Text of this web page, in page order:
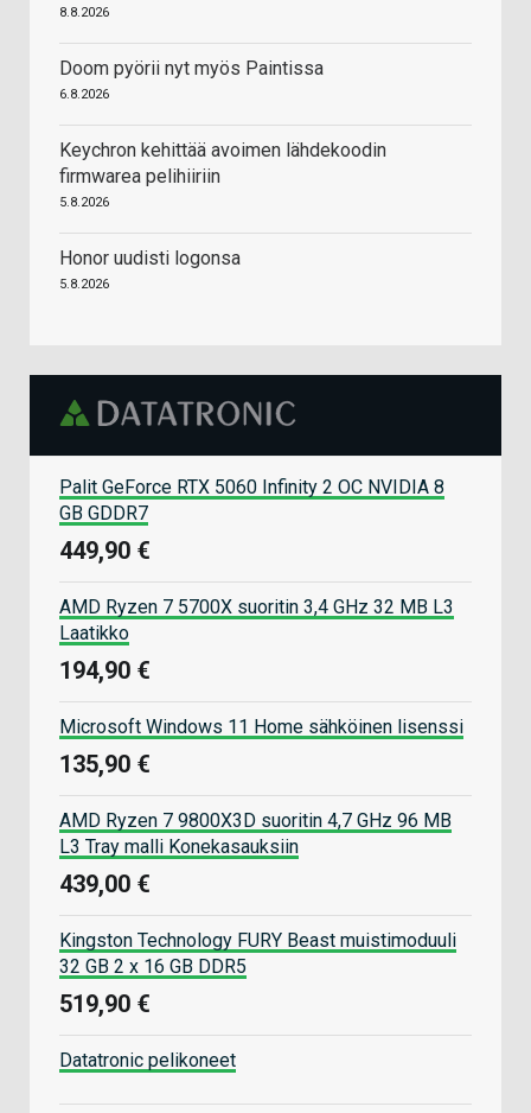
8.8.2026
Doom pyörii nyt myös Paintissa
6.8.2026
Keychron kehittää avoimen lähdekoodin
firmwarea pelihiiriin
5.8.2026
Honor uudisti logonsa
5.8.2026
Palit GeForce RTX 5060 Infinity 2 OC NVIDIA 8
GB GDDR7
449,90 €
AMD Ryzen 7 5700X suoritin 3,4 GHz 32 MB L3
Laatikko
194,90 €
Microsoft Windows 11 Home sähköinen lisenssi
135,90 €
AMD Ryzen 7 9800X3D suoritin 4,7 GHz 96 MB
L3 Tray malli Konekasauksiin
439,00 €
Kingston Technology FURY Beast muistimoduuli
32 GB 2 x 16 GB DDR5
519,90 €
Datatronic pelikoneet